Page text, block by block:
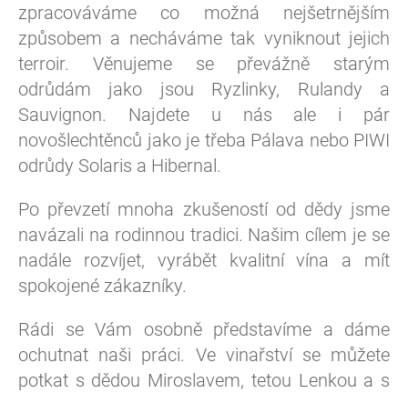
zpracováváme co možná nejšetrnějším
způsobem a necháváme tak vyniknout jejich
terroir. Věnujeme se převážně starým
odrůdám jako jsou Ryzlinky, Rulandy a
Sauvignon. Najdete u nás ale i pár
novošlechtěnců jako je třeba Pálava nebo PIWI
odrůdy Solaris a Hibernal.
Po převzetí mnoha zkušeností od dědy jsme
navázali na rodinnou tradici. Našim cílem je se
nadále rozvíjet, vyrábět kvalitní vína a mít
spokojené zákazníky.
Rádi se Vám osobně představíme a dáme
ochutnat naši práci. Ve vinařství se můžete
potkat s dědou Miroslavem, tetou Lenkou a s